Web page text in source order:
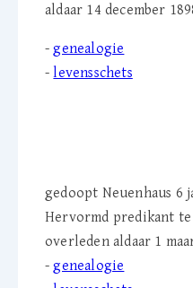
aldaar 14 december
-genealogie
-levensschets
gedoopt Neuenhaus 6
Hervormd predikant te
overleden aldaar 1
-genealogie